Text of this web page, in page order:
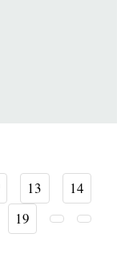
13
14
19